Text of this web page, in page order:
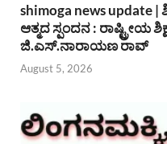
shimoga news update |
ಆತ್ಮದ ಸ್ಪಂದನ : ರಾಷ್ಟ್ರೀಯ
ಜಿ.ಎಸ್.ನಾರಾಯಣ ರಾವ್
August 5, 2026